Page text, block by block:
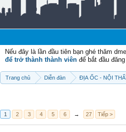
Nếu đây là lần đầu tiên bạn ghé thăm
để trở thành thành viên để bắt đầu
Trang chủ Diễn đàn ĐỊA ỐC - NỘI
1 2 3 4 5 6 → 27 Tiếp >